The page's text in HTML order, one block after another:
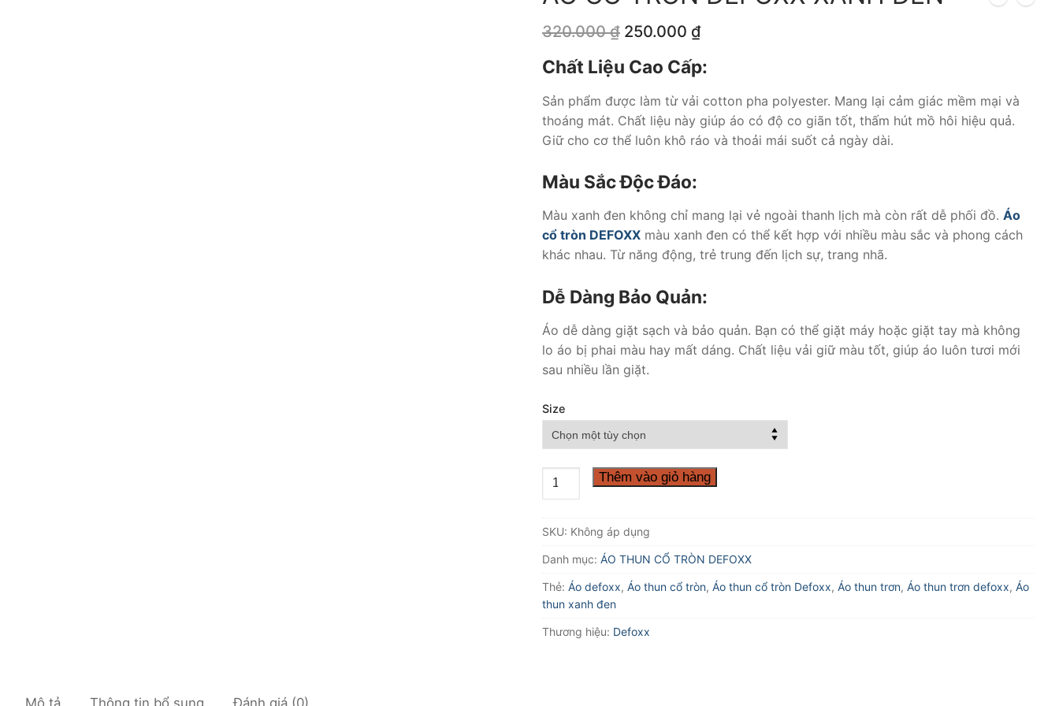
320.000₫ Giá
là:
320.000 ₫.
250.000 ₫Giá
tại
là:
250.000 ₫.
Chất Liệu Cao Cấp:
Sản phẩm được làm từ vải cotton pha polyester. Mang lại cảm giác mềm mại và
thoáng mát. Chất liệu này giúp áo có độ co giãn tốt, thấm hút mồ hôi hiệu quả.
Giữ cho cơ thể luôn khô ráo và thoải mái suốt cả ngày dài.
Màu Sắc Độc Đáo:
Màu xanh đen không chỉ mang lại vẻ ngoài thanh lịch mà còn rất dễ phối đồ. Áo
cổ tròn DEFOXX màu xanh đen có thể kết hợp với nhiều màu sắc và phong cách
khác nhau. Từ năng động, trẻ trung đến lịch sự, trang nhã.
Dễ Dàng Bảo Quản:
Áo dễ dàng giặt sạch và bảo quản. Bạn có thể giặt máy hoặc giặt tay mà không
lo áo bị phai màu hay mất dáng. Chất liệu vải giữ màu tốt, giúp áo luôn tươi mới
sau nhiều lần giặt.
Size
ÁO
CỔ
DEFOXX
XANH
số
lượng
Thêm vào giỏ hàng
SKU: Không áp dụng
Danh mục: ÁO THUN CỔ TRÒN DEFOXX
Thẻ: Áo defoxx, Áo thun cổ tròn, Áo thun cổ tròn Defoxx, Áo thun trơn, Áo thun trơn defoxx, Áo
thun xanh đen
Thương hiệu: Defoxx